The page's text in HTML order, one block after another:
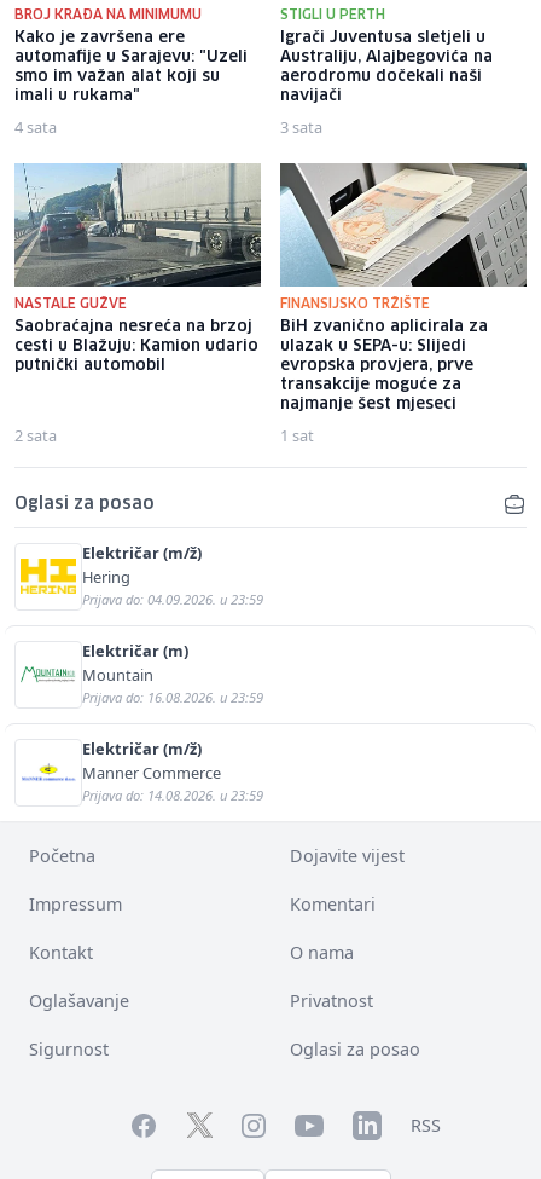
BROJ KRAĐA NA MINIMUMU
Kako je završena ere
automafije u Sarajevu: "Uzeli
smo im važan alat koji su
imali u rukama"
4 sata
STIGLI U PERTH
Igrači Juventusa sletjeli u
Australiju, Alajbegovića na
aerodromu dočekali naši
navijači
3 sata
NASTALE GUŽVE
Saobraćajna nesreća na brzoj
cesti u Blažuju: Kamion udario
putnički automobil
2 sata
FINANSIJSKO TRŽIŠTE
BiH zvanično aplicirala za
ulazak u SEPA-u: Slijedi
evropska provjera, prve
transakcije moguće za
najmanje šest mjeseci
1 sat
Oglasi za posao
Električar (m/ž)
Hering
Prijava do: 04.09.2026. u 23:59
Električar (m)
Mountain
Prijava do: 16.08.2026. u 23:59
Električar (m/ž)
Manner Commerce
Prijava do: 14.08.2026. u 23:59
Početna Dojavite vijest
Impressum Komentari
Kontakt O nama
Oglašavanje Privatnost
Sigurnost Oglasi za posao
FacebookTwitterInstagramYouTubeLinkedInRSS